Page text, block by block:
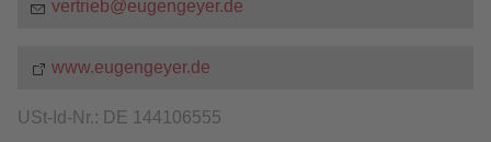
v rtr b g ng y r d
www.eugengeyer.de
USt-Id-Nr.: DE 144106555